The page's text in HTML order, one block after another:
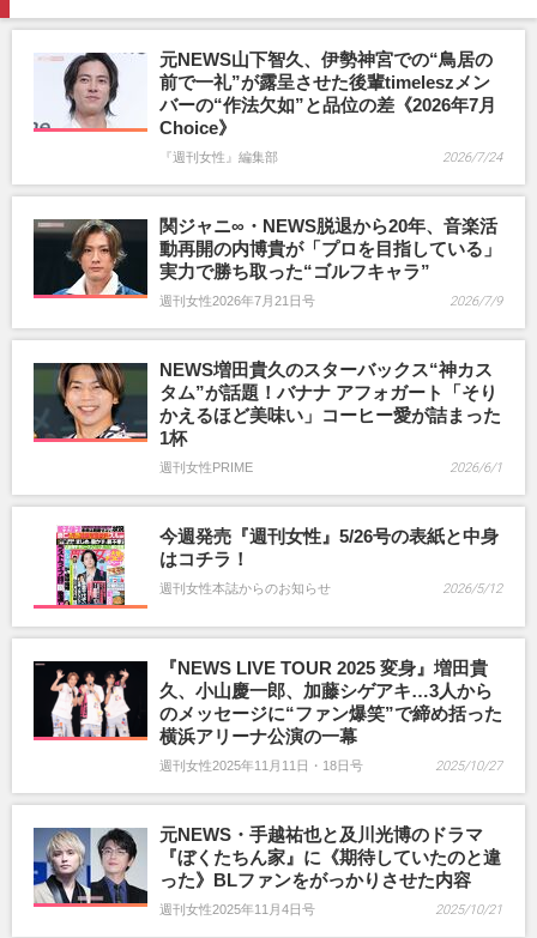
元NEWS山下智久、伊勢神宮での“鳥居の
前で一礼”が露呈させた後輩timeleszメン
バーの“作法欠如”と品位の差《2026年7月
Choice》
『週刊女性』編集部 2026/7/24
関ジャニ∞・NEWS脱退から20年、音楽活
動再開の内博貴が「プロを目指している」
実力で勝ち取った“ゴルフキャラ”
週刊女性2026年7月21日号 2026/7/9
NEWS増田貴久のスターバックス“神カス
タム”が話題！バナナ アフォガート「そり
かえるほど美味い」コーヒー愛が詰まった
1杯
週刊女性PRIME 2026/6/1
今週発売『週刊女性』5/26号の表紙と中身
はコチラ！
週刊女性本誌からのお知らせ 2026/5/12
『NEWS LIVE TOUR 2025 変身』増田貴
久、小山慶一郎、加藤シゲアキ…3人から
のメッセージに“ファン爆笑”で締め括った
横浜アリーナ公演の一幕
週刊女性2025年11月11日・18日号 2025/10/27
元NEWS・手越祐也と及川光博のドラマ
『ぼくたちん家』に《期待していたのと違
った》BLファンをがっかりさせた内容
週刊女性2025年11月4日号 2025/10/21